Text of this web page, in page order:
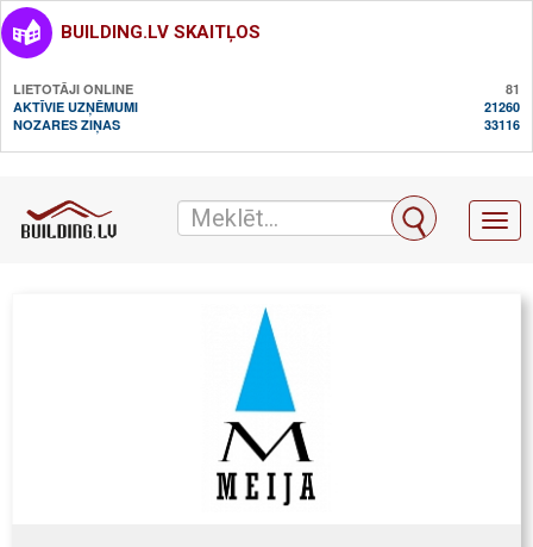
BUILDING.LV SKAITĻOS
LIETOTĀJI ONLINE
81
AKTĪVIE UZŅĒMUMI
21260
NOZARES ZIŅAS
33116